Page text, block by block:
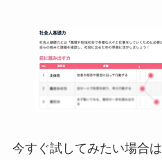
今すぐ試してみたい場合は